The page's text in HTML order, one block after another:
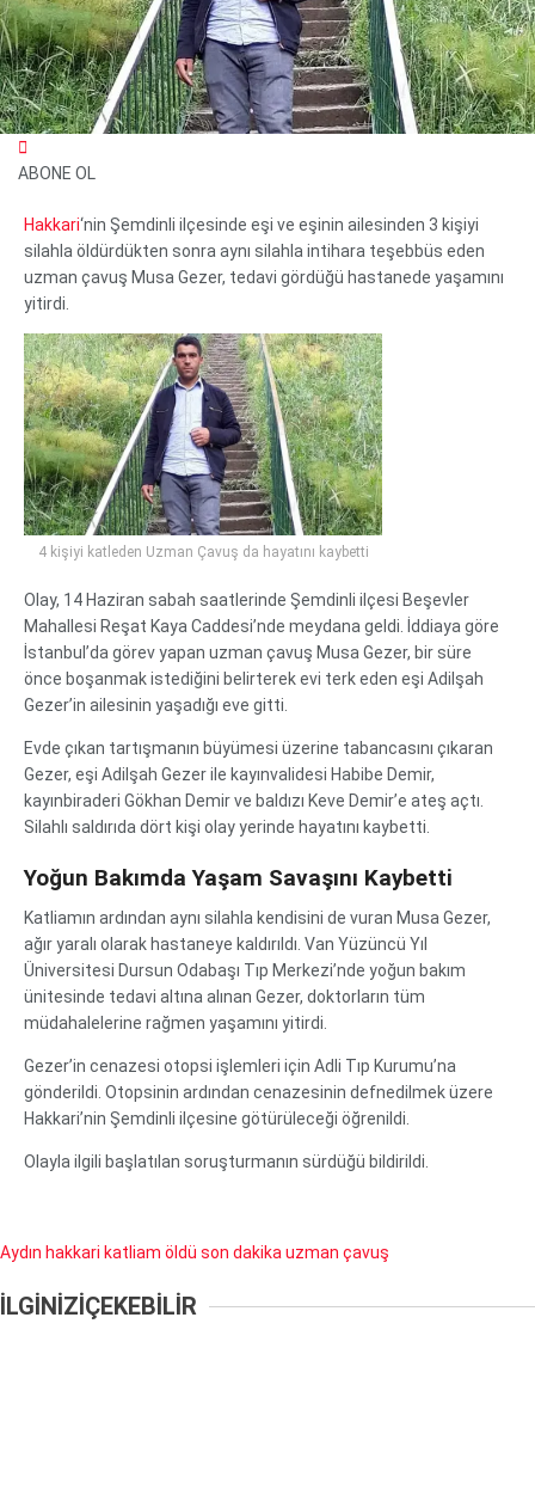
WhatsApp İhbar Hattı
Facebook
Instagram
Youtube
ABONE OL
Hakkari‘nin Şemdinli ilçesinde eşi ve eşinin ailesinden 3 kişiyi
silahla öldürdükten sonra aynı silahla intihara teşebbüs eden
uzman çavuş Musa Gezer, tedavi gördüğü hastanede yaşamını
yitirdi.
4 kişiyi katleden Uzman Çavuş da hayatını kaybetti
Olay, 14 Haziran sabah saatlerinde Şemdinli ilçesi Beşevler
Mahallesi Reşat Kaya Caddesi’nde meydana geldi. İddiaya göre
İstanbul’da görev yapan uzman çavuş Musa Gezer, bir süre
önce boşanmak istediğini belirterek evi terk eden eşi Adilşah
Gezer’in ailesinin yaşadığı eve gitti.
Evde çıkan tartışmanın büyümesi üzerine tabancasını çıkaran
Gezer, eşi Adilşah Gezer ile kayınvalidesi Habibe Demir,
kayınbiraderi Gökhan Demir ve baldızı Keve Demir’e ateş açtı.
Silahlı saldırıda dört kişi olay yerinde hayatını kaybetti.
Yoğun Bakımda Yaşam Savaşını Kaybetti
Katliamın ardından aynı silahla kendisini de vuran Musa Gezer,
ağır yaralı olarak hastaneye kaldırıldı. Van Yüzüncü Yıl
Üniversitesi Dursun Odabaşı Tıp Merkezi’nde yoğun bakım
ünitesinde tedavi altına alınan Gezer, doktorların tüm
müdahalelerine rağmen yaşamını yitirdi.
Gezer’in cenazesi otopsi işlemleri için Adli Tıp Kurumu’na
gönderildi. Otopsinin ardından cenazesinin defnedilmek üzere
Hakkari’nin Şemdinli ilçesine götürüleceği öğrenildi.
Olayla ilgili başlatılan soruşturmanın sürdüğü bildirildi.
Aydın hakkari katliam öldü son dakika uzman çavuş
İLGİNİZİÇEKEBİLİR